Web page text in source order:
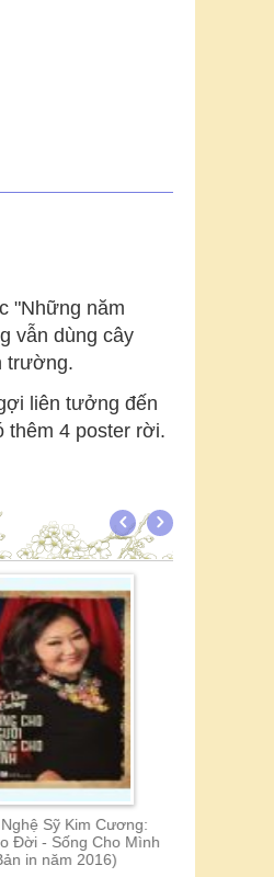
"Những năm
vẫn dùng cây
trường.
liên tưởng đến
thêm 4 poster rời.
Gái Đến Từ Hôm Qua
Nguyễn Nhật Ánh
85.000 đ 76.500